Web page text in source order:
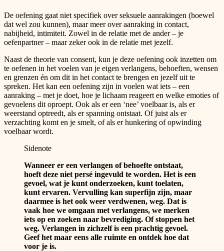
De oefening gaat niet specifiek over seksuele aanrakingen (hoewel
dat wel zou kunnen), maar meer over aanraking in contact,
nabijheid, intimiteit. Zowel in de relatie met de ander – je
oefenpartner – maar zeker ook in de relatie met jezelf.
Naast de theorie van consent, kun je deze oefening ook inzetten om
te oefenen in het voelen van je eigen verlangens, behoeften, wensen
en grenzen én om dit in het contact te brengen en jezelf uit te
spreken. Het kan een oefening zijn in voelen wat iets – een
aanraking – met je doet, hoe je lichaam reageert en welke emoties of
gevoelens dit oproept. Ook als er een ‘nee’ voelbaar is, als er
weerstand optreedt, als er spanning ontstaat. Of juist als er
verzachting komt en je smelt, of als er hunkering of opwinding
voelbaar wordt.
Sidenote
Wanneer er een verlangen of behoefte ontstaat,
hoeft deze niet persé ingevuld te worden. Het is een
gevoel, wat je kunt onderzoeken, kunt toelaten,
kunt ervaren. Vervulling kan superfijn zijn, maar
daarmee is het ook weer verdwenen, weg. Dat is
vaak hoe we omgaan met verlangens, we merken
iets op en zoeken naar bevrediging. Of stoppen het
weg. Verlangen in zichzelf is een prachtig gevoel.
Geef het maar eens alle ruimte en ontdek hoe dat
voor je is.